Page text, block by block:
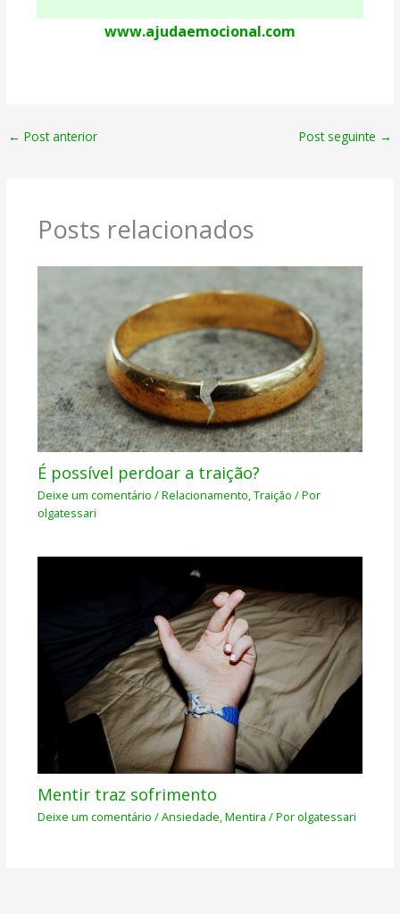
www.ajudaemocional.com
← Post anterior Post seguinte →
Posts relacionados
É possível perdoar a traição?
Deixe um comentário /Relacionamento,Traição / Por
olgatessari
Mentir traz sofrimento
Deixe um comentário /Ansiedade,Mentira / Porolgatessari